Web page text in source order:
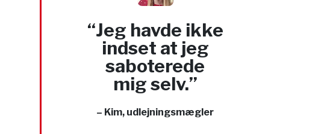
“Jeg havde ikke
indset at jeg
saboterede
mig selv.”
– Kim, udlejningsmægler